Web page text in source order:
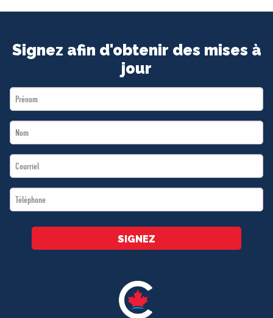
Signez afin d'obtenir des mises à
jour
First
Name
Last
Name
Email
*
Téléphone
*
SIGNEZ